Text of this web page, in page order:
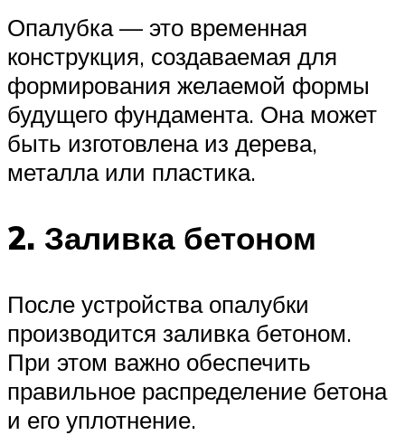
Опалубка — это временная
конструкция, создаваемая для
формирования желаемой формы
будущего фундамента. Она может
быть изготовлена из дерева,
металла или пластика.
2. Заливка бетоном
После устройства опалубки
производится заливка бетоном.
При этом важно обеспечить
правильное распределение бетона
и его уплотнение.